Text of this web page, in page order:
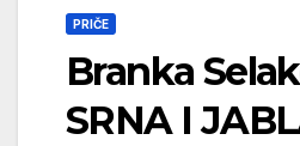
PRIČE
Branka
SRNA I